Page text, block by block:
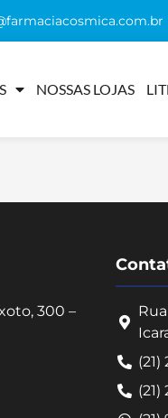
NOSSAS LOJAS
300 –
(21)
(21)